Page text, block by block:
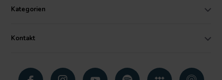
Kategorien
Kontakt